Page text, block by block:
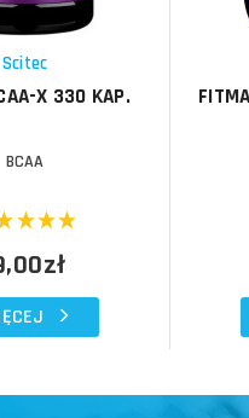
Scitec
X 330 KAP.
BCAA